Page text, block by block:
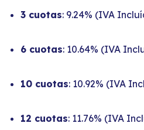
3 cuotas: 9.24% (IVA
6 cuotas: 10.64% (IVA
10 cuotas: 10.92% (IVA
12 cuotas: 11.76% (IVA